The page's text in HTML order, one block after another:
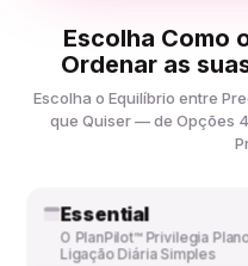
Escolha Como
Ordenar as
Escolha o Equilíbrio entre
que Quiser — de Opções
Essential
O PlanPilot™ Privilegia
Ligação Diária Simples